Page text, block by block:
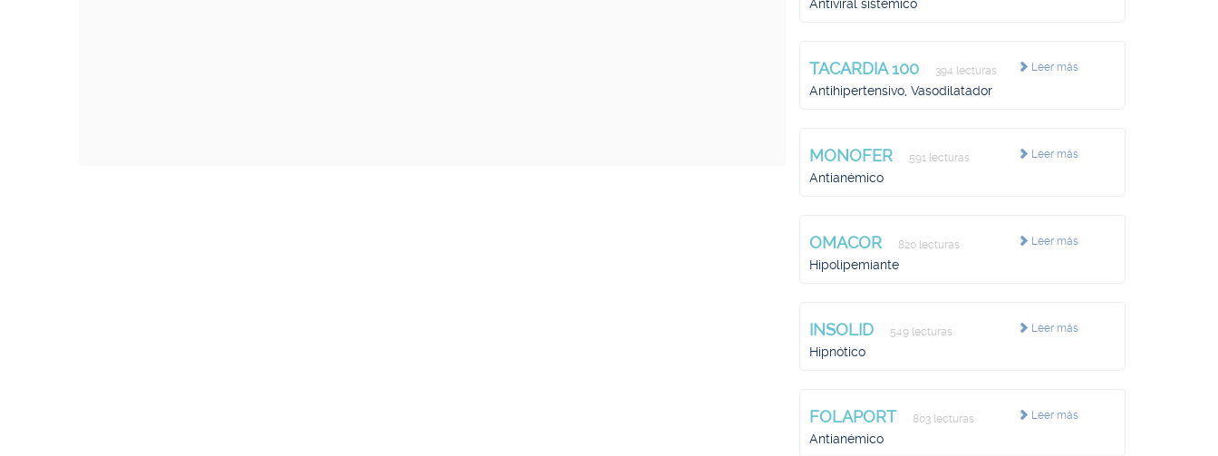
Antiviral sistémico
Leer más
TACARDIA 100 394 lecturas
Antihipertensivo, Vasodilatador
Leer más
MONOFER 591 lecturas
Antianémico
Leer más
OMACOR 820 lecturas
Hipolipemiante
Leer más
INSOLID 549 lecturas
Hipnótico
Leer más
FOLAPORT 803 lecturas
Antianémico